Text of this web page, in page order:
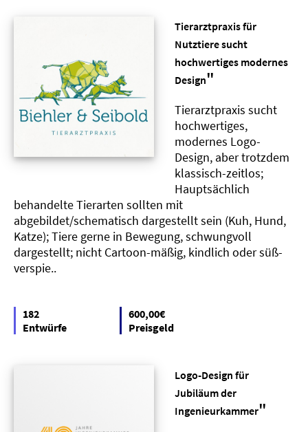
Tierarztpraxis für
Nutztiere sucht
hochwertiges modernes
Design"
Tierarztpraxis sucht
hochwertiges,
modernes Logo-
Design, aber trotzdem
klassisch-zeitlos;
Hauptsächlich
behandelte Tierarten sollten mit
abgebildet/schematisch dargestellt sein (Kuh, Hund,
Katze); Tiere gerne in Bewegung, schwungvoll
dargestellt; nicht Cartoon-mäßig, kindlich oder süß-
verspie..
182
Entwürfe
600,00€
Preisgeld
Logo-Design für
Jubiläum der
Ingenieurkammer"